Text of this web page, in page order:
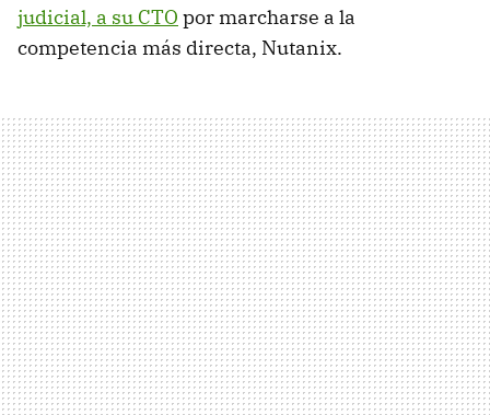
judicial, a su CTO por marcharse a la
competencia más directa, Nutanix.